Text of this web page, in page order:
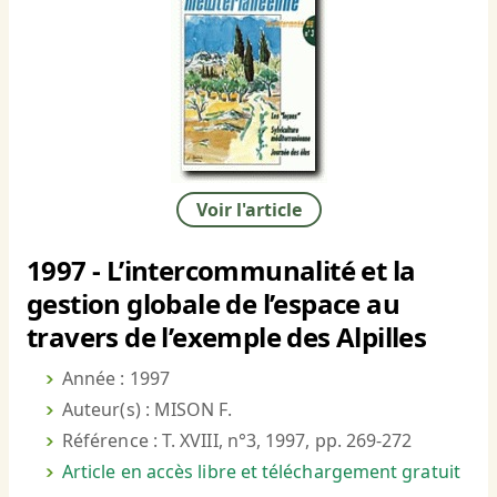
Voir l'article
1997 - L’intercommunalité et la
gestion globale de l’espace au
travers de l’exemple des Alpilles
Année : 1997
Auteur(s) : MISON F.
Référence : T. XVIII, n°3, 1997, pp. 269-272
Article en accès libre et téléchargement gratuit